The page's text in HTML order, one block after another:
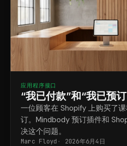
应用程序接口
“我已付款”和“我已预
一位顾客在 Shopify 上购买了
订。Mindbody 预订插件和
决这个问题。
Marc Floyd 2026年6月4日